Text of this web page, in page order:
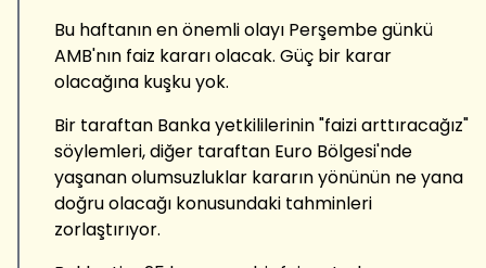
Bu haftanın en önemli olayı Perşembe günkü
AMB'nın faiz kararı olacak. Güç bir karar
olacağına kuşku yok.
Bir taraftan Banka yetkililerinin "faizi arttıracağız"
söylemleri, diğer taraftan Euro Bölgesi'nde
yaşanan olumsuzluklar kararın yönünün ne yana
doğru olacağı konusundaki tahminleri
zorlaştırıyor.